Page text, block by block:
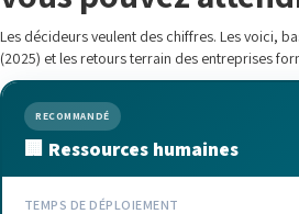
Les décideurs veulent des chiffres. Les voici,
(2025) et les retours terrain des entreprises
RECOMMANDÉ
🏢 Ressources humaines
TEMPS DE DÉPLOIEMENT